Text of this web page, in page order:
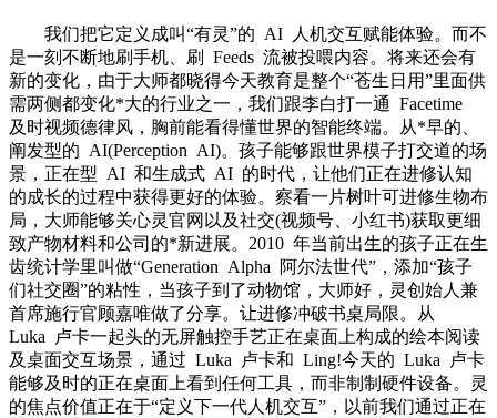
我们把它定义成叫“有灵”的 AI 人机交互赋能体验。而不
是一刻不断地刷手机、刷 Feeds 流被投喂内容。将来还会有
新的变化，由于大师都晓得今天教育是整个“苍生日用”里面供
需两侧都变化*大的行业之一，我们跟李白打一通 Facetime
及时视频德律风，胸前能看得懂世界的智能终端。从*早的、
阐发型的 AI(Perception AI)。孩子能够跟世界模子打交道的场
景，正在型 AI 和生成式 AI 的时代，让他们正在进修认知
的成长的过程中获得更好的体验。察看一片树叶可进修生物布
局，大师能够关心灵官网以及社交(视频号、小红书)获取更细
致产物材料和公司的*新进展。2010 年当前出生的孩子正在生
齿统计学里叫做“Generation Alpha 阿尔法世代”，添加“孩子
们社交圈”的粘性，当孩子到了动物馆，大师好，灵创始人兼
首席施行官顾嘉唯做了分享。让进修冲破书桌局限。从
Luka 卢卡一起头的无屏触控手艺正在桌面上构成的绘本阅读
及桌面交互场景，通过 Luka 卢卡和 Ling!今天的 Luka 卢卡
能够及时的正在桌面上看到任何工具，而非制制硬件设备。灵
的焦点价值正在于“定义下一代人机交互”，以前我们通过正在